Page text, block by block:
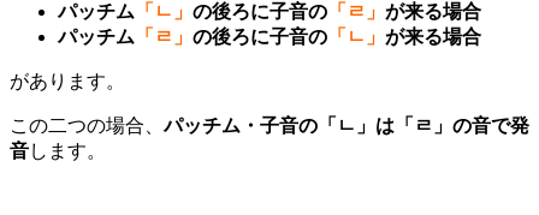
パッチム 「ㄴ」 の後ろに子音の 「ㄹ」 が来る場合
パッチム 「ㄹ」 の後ろに子音の 「ㄴ」 が来る場合
があります。
この二つの場合、パッチム・子音の「ㄴ」は「ㄹ」の音で発
音します。